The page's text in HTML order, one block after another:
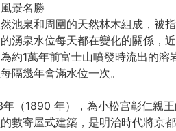
景名勝
池泉和周圍的天然林木組成，被
湧泉水位每天都在變化的關係，
約1萬年前富士山噴發時流出的
隔幾年會滿水位一次。
（1890 年），為小松宫彰仁親
數寄屋式建築，是明治時代將京